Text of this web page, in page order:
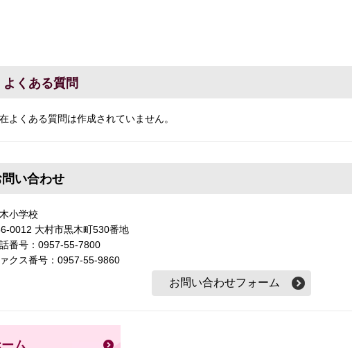
よくある質問
よくある質問は作成されていません。
い合わせ
小学校
0012 大村市黒木町530番地
番号：0957-55-7800
クス番号：0957-55-9860
ム